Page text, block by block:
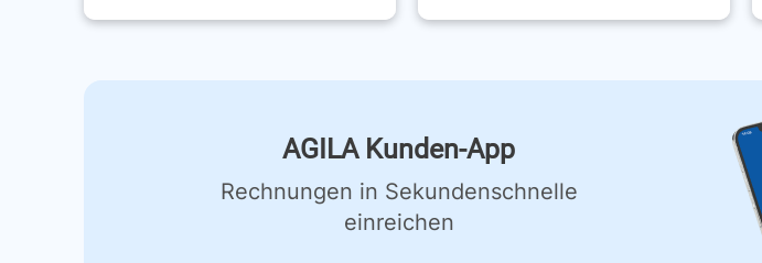
AGILA Kunden-App
Rechnungen in Sekundenschnelle
einreichen